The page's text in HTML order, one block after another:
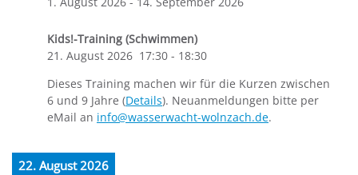
Kids!-Training (Schwimmen)
21. August 2026 17:30 - 18:30
Dieses Training machen wir für die Kurzen zwischen
6 und 9 Jahre (Details). Neuanmeldungen bitte per
eMail an info@wasserwacht-wolnzach.de.
22. August 2026